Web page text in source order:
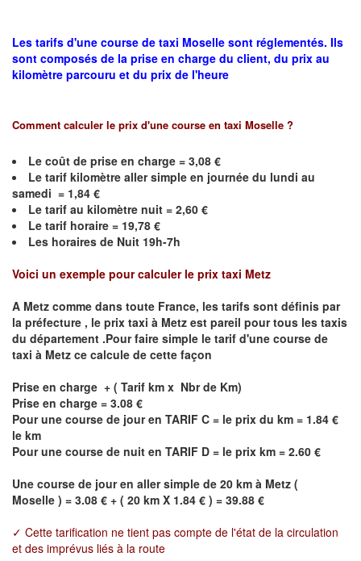
Les tarifs d'une course de taxi Moselle sont réglementés. Ils
sont composés de la prise en charge du client, du prix au
kilomètre parcouru et du prix de l'heure
Comment calculer le prix d'une course en taxi Moselle ?
Le coût de prise en charge = 3,08 €
Le tarif kilomètre aller simple en journée du lundi au
samedi = 1,84 €
Le tarif au kilomètre nuit = 2,60 €
Le tarif horaire = 19,78 €
Les horaires de Nuit 19h-7h
Voici un exemple pour calculer le prix taxi Metz
A Metz comme dans toute France, les tarifs sont définis par
la préfecture , le prix taxi à Metz est pareil pour tous les taxis
du département .Pour faire simple le tarif d'une course de
taxi à Metz ce calcule de cette façon
Prise en charge + ( Tarif km x Nbr de Km)
Prise en charge = 3.08 €
Pour une course de jour en TARIF C = le prix du km = 1.84 €
le km
Pour une course de nuit en TARIF D = le prix km = 2.60 €
Une course de jour en aller simple de 20 km à Metz (
Moselle ) = 3.08 € + ( 20 km X 1.84 € ) = 39.88 €
✓ Cette tarification ne tient pas compte de l'état de la circulation
et des imprévus liés à la route